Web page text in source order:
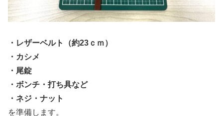
・レザーベルト（約23ｃｍ）
・カシメ
・尾錠
・ボンチ・打ち具など
・ネジ・ナット
を準備します。